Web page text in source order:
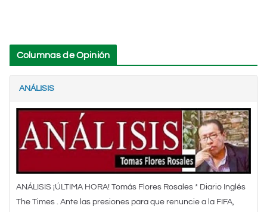
Columnas de Opinión
ANÁLISIS
ANÁLISIS ¡ÚLTIMA HORA! Tomás Flores Rosales * Diario Inglés
The Times . Ante las presiones para que renuncie a la FIFA,